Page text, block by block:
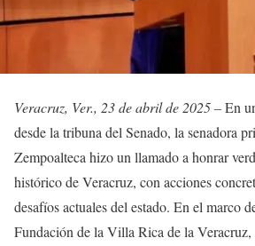
Veracruz, Ver., 23 de abril de 2025 –En
desde la tribuna del Senado, la senadora
Zempoalteca hizo un llamado a honrar
histórico de Veracruz, con acciones
desafíos actuales del estado. En el marco
Fundación de la Villa Rica de la